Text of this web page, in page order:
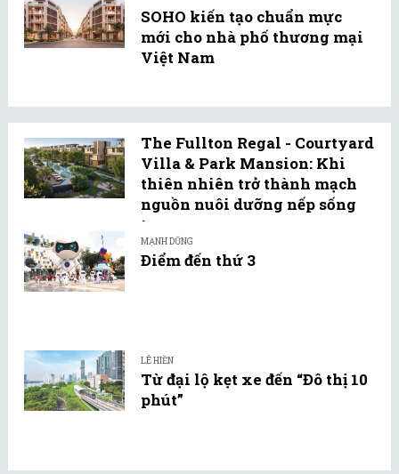
SOHO kiến tạo chuẩn mực
mới cho nhà phố thương mại
Việt Nam
The Fullton Regal - Courtyard
Villa & Park Mansion: Khi
thiên nhiên trở thành mạch
nguồn nuôi dưỡng nếp sống
tự ...
MẠNH DŨNG
Điểm đến thứ 3
LÊ HIỀN
Từ đại lộ kẹt xe đến “Đô thị 10
phút”